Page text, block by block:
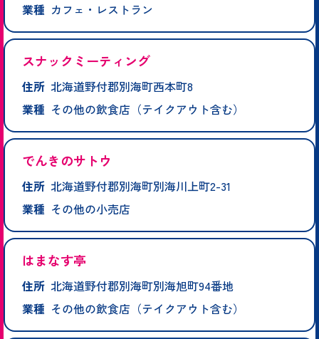
業種 カフェ・レストラン
スナックミーティング
住所 北海道野付郡別海町西本町8
業種 その他の飲食店（テイクアウト含む）
でんきのサトウ
住所 北海道野付郡別海町別海川上町2-31
業種 その他の小売店
はまなす亭
住所 北海道野付郡別海町別海旭町94番地
業種 その他の飲食店（テイクアウト含む）